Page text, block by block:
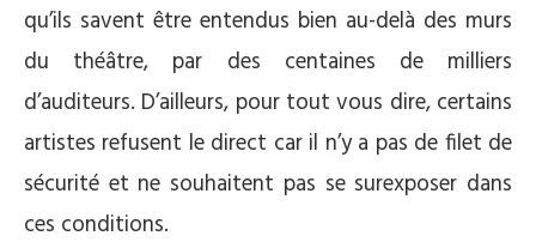
qu’ils savent être entendus bien au-delà des murs
du théâtre, par des centaines de milliers
d’auditeurs. D’ailleurs, pour tout vous dire, certains
artistes refusent le direct car il n’y a pas de filet de
sécurité et ne souhaitent pas se surexposer dans
ces conditions.